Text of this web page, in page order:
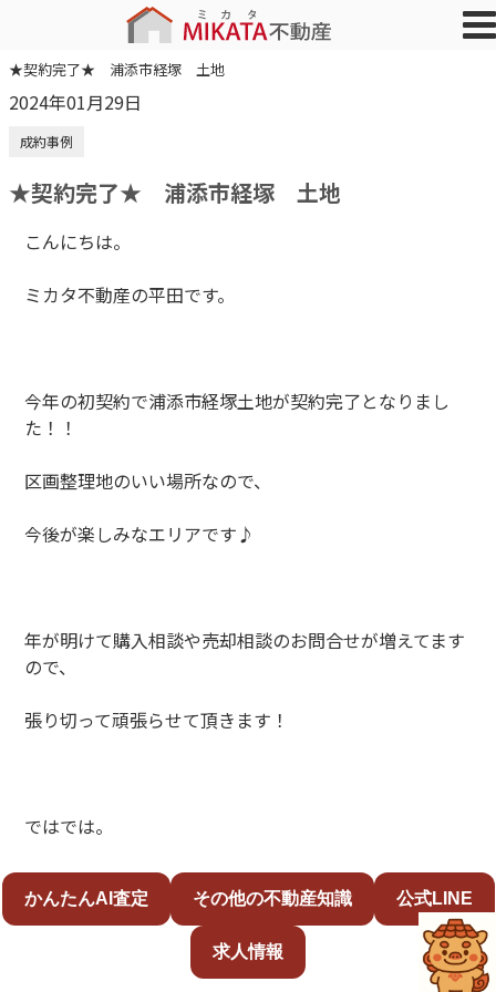
★契約完了★ 浦添市経塚 土地
2024年01月29日
成約事例
★契約完了★ 浦添市経塚 土地
こんにちは。
ミカタ不動産の平田です。
今年の初契約で浦添市経塚土地が契約完了となりまし
た！！
区画整理地のいい場所なので、
今後が楽しみなエリアです♪
年が明けて購入相談や売却相談のお問合せが増えてます
ので、
張り切って頑張らせて頂きます！
ではでは。
かんたんAI査定 その他の不動産知識 公式LINE
求人情報